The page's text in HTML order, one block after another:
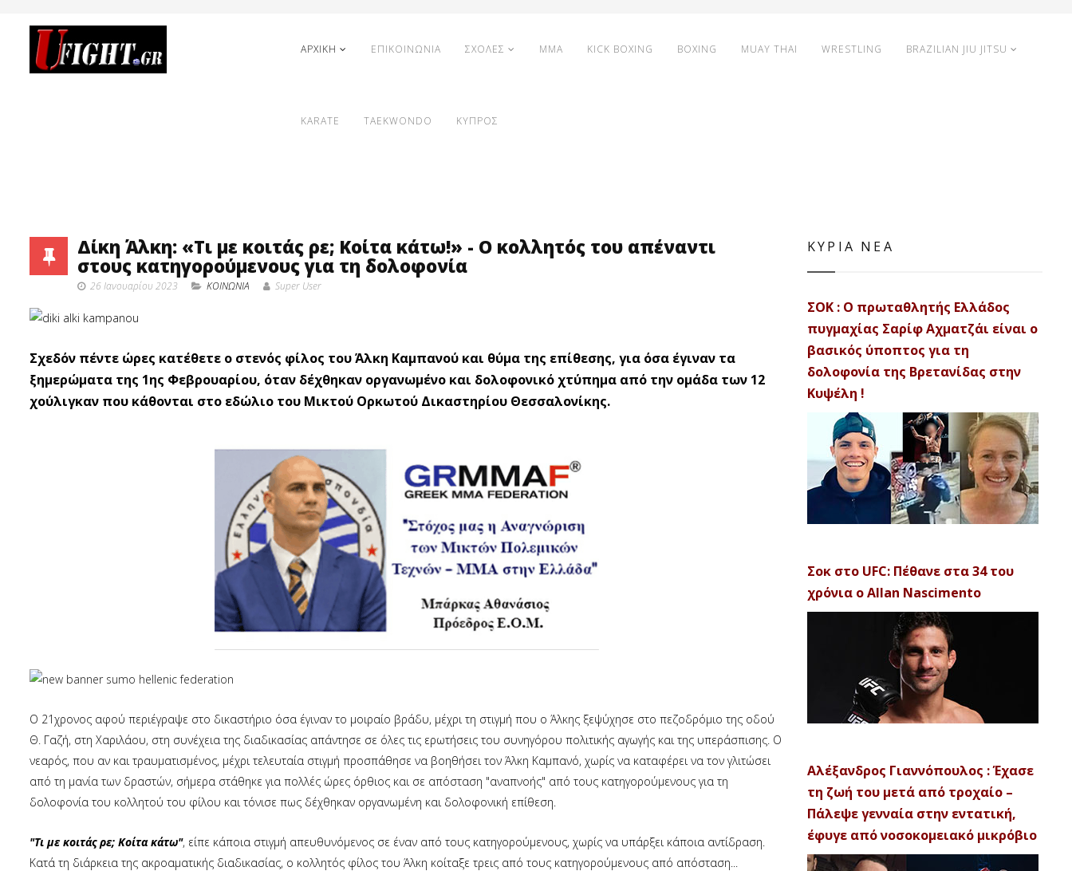
ΑΡΧΙΚΗ ΕΠΙΚΟΙΝΩΝΙΑ ΣΧΟΛΕΣ MMA KICK BOXING BOXING MUAY THAI WRESTLING BRAZILIAN JIU JITSU
KARATE TAEKWONDO ΚΥΠΡΟΣ
Δίκη Άλκη: «Τι με κοιτάς ρε; Κοίτα κάτω!» - Ο κολλητός του απέναντι
στους κατηγορούμενους για τη δολοφονία
26 Ιανουαρίου 2023 ΚΟΙΝΩΝΙΑ Super User
Σχεδόν πέντε ώρες κατέθετε ο στενός φίλος του Άλκη Καμπανού και θύμα της επίθεσης, για όσα έγιναν τα
ξημερώματα της 1ης Φεβρουαρίου, όταν δέχθηκαν οργανωμένο και δολοφονικό χτύπημα από την ομάδα των 12
χούλιγκαν που κάθονται στο εδώλιο του Μικτού Ορκωτού Δικαστηρίου Θεσσαλονίκης.
Ο 21χρονος αφού περιέγραψε στο δικαστήριο όσα έγιναν το μοιραίο βράδυ, μέχρι τη στιγμή που ο Άλκης ξεψύχησε στο πεζοδρόμιο της οδού
Θ. Γαζή, στη Χαριλάου, στη συνέχεια της διαδικασίας απάντησε σε όλες τις ερωτήσεις του συνηγόρου πολιτικής αγωγής και της υπεράσπισης. Ο
νεαρός, που αν και τραυματισμένος, μέχρι τελευταία στιγμή προσπάθησε να βοηθήσει τον Άλκη Καμπανό, χωρίς να καταφέρει να τον γλιτώσει
από τη μανία των δραστών, σήμερα στάθηκε για πολλές ώρες όρθιος και σε απόσταση "αναπνοής" από τους κατηγορούμενους για τη
δολοφονία του κολλητού του φίλου και τόνισε πως δέχθηκαν οργανωμένη και δολοφονική επίθεση.
"Τι με κοιτάς ρε; Κοίτα κάτω", είπε κάποια στιγμή απευθυνόμενος σε έναν από τους κατηγορούμενους, χωρίς να υπάρξει κάποια αντίδραση.
Κατά τη διάρκεια της ακροαματικής διαδικασίας, ο κολλητός φίλος του Άλκη κοίταξε τρεις από τους κατηγορούμενους από απόσταση...
ΚΥΡΙΑ ΝΕΑ
ΣΟΚ : Ο πρωταθλητής Ελλάδος
πυγμαχίας Σαρίφ Αχματζάι είναι ο
βασικός ύποπτος για τη
δολοφονία της Βρετανίδας στην
Κυψέλη !
Σοκ στο UFC: Πέθανε στα 34 του
χρόνια ο Allan Nascimento
Αλέξανδρος Γιαννόπουλος : Έχασε
τη ζωή του μετά από τροχαίο –
Πάλεψε γενναία στην εντατική,
έφυγε από νοσοκομειακό μικρόβιο